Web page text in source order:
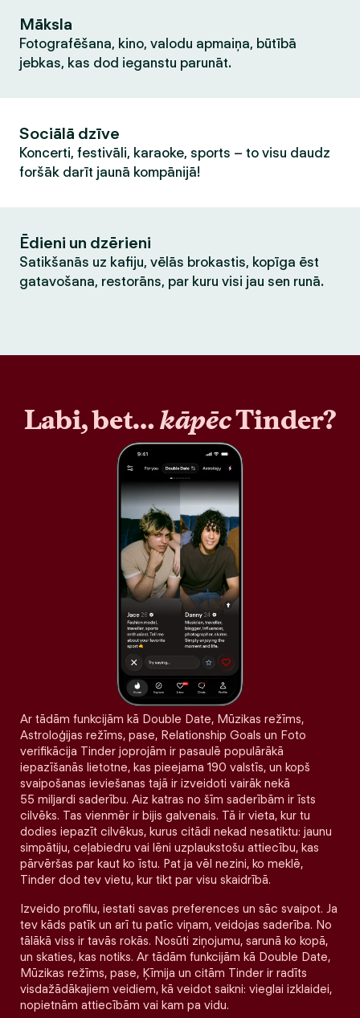
Māksla
Fotografēšana, kino, valodu apmaiņa, būtībā
jebkas, kas dod ieganstu parunāt.
Sociālā dzīve
Koncerti, festivāli, karaoke, sports – to visu daudz
foršāk darīt jaunā kompānijā!
Ēdieni un dzērieni
Satikšanās uz kafiju, vēlās brokastis, kopīga ēst
gatavošana, restorāns, par kuru visi jau sen runā.
Labi, bet…kāpēcTinder?
Ar tādām funkcijām kā Double Date, Mūzikas režīms,
Astroloģijas režīms, pase, Relationship Goals un Foto
verifikācija Tinder joprojām ir pasaulē populārākā
iepazīšanās lietotne, kas pieejama 190 valstīs, un kopš
svaipošanas ieviešanas tajā ir izveidoti vairāk nekā
55 miljardi saderību. Aiz katras no šīm saderībām ir īsts
cilvēks. Tas vienmēr ir bijis galvenais. Tā ir vieta, kur tu
dodies iepazīt cilvēkus, kurus citādi nekad nesatiktu: jaunu
simpātiju, ceļabiedru vai lēni uzplaukstošu attiecību, kas
pārvēršas par kaut ko īstu. Pat ja vēl nezini, ko meklē,
Tinder dod tev vietu, kur tikt par visu skaidrībā.
Izveido profilu, iestati savas preferences un sāc svaipot. Ja
tev kāds patīk un arī tu patīc viņam, veidojas saderība. No
tālākā viss ir tavās rokās. Nosūti ziņojumu, sarunā ko kopā,
un skaties, kas notiks. Ar tādām funkcijām kā Double Date,
Mūzikas režīms, pase, Ķīmija un citām Tinder ir radīts
visdažādākajiem veidiem, kā veidot saikni: vieglai izklaidei,
nopietnām attiecībām vai kam pa vidu.